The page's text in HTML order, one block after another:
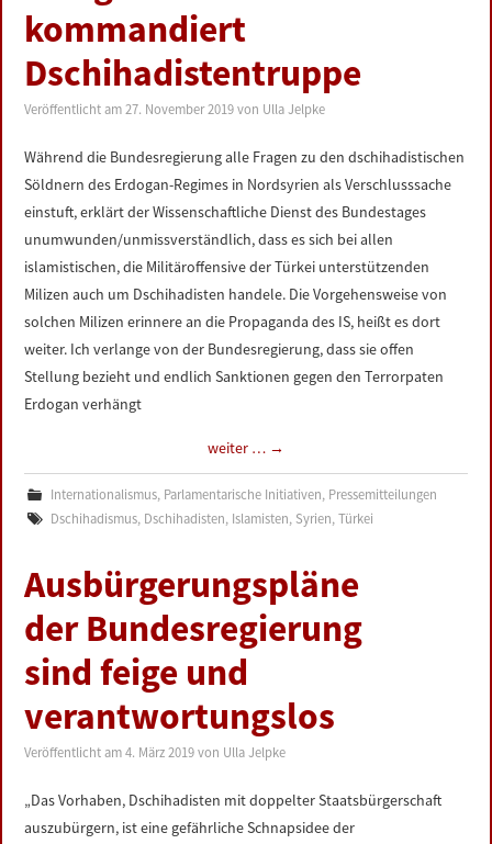
kommandiert
Dschihadistentruppe
Veröffentlicht am27. November 2019 von Ulla Jelpke
Während die Bundesregierung alle Fragen zu den dschihadistischen
Söldnern des Erdogan-Regimes in Nordsyrien als Verschlusssache
einstuft, erklärt der Wissenschaftliche Dienst des Bundestages
unumwunden/unmissverständlich, dass es sich bei allen
islamistischen, die Militäroffensive der Türkei unterstützenden
Milizen auch um Dschihadisten handele. Die Vorgehensweise von
solchen Milizen erinnere an die Propaganda des IS, heißt es dort
weiter. Ich verlange von der Bundesregierung, dass sie offen
Stellung bezieht und endlich Sanktionen gegen den Terrorpaten
Erdogan verhängt
weiter … →
Internationalismus, Parlamentarische Initiativen, Pressemitteilungen
Dschihadismus, Dschihadisten, Islamisten, Syrien, Türkei
Ausbürgerungspläne
der Bundesregierung
sind feige und
verantwortungslos
Veröffentlicht am4. März 2019 von Ulla Jelpke
„Das Vorhaben, Dschihadisten mit doppelter Staatsbürgerschaft
auszubürgern, ist eine gefährliche Schnapsidee der